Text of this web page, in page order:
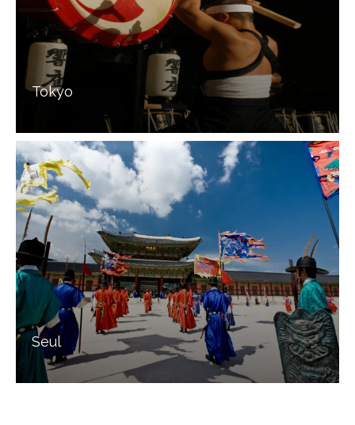
Tokyo
Seul